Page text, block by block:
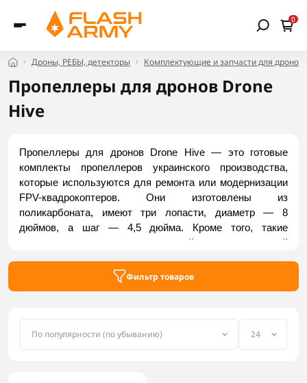
0
Дроны, РЕБЫ, детекторы Комплектующие и запчасти для дронов
Пропеллеры для дронов Drone
Hive
Пропеллеры для дронов Drone Hive — это готовые
комплекты пропеллеров украинского производства,
которые используются для ремонта или модернизации
FPV-квадрокоптеров. Они изготовлены из
поликарбоната, имеют три лопасти, диаметр — 8
дюймов, а шаг — 4,5 дюйма. Кроме того, такие
элементы отличаются повышенной эксплуатационной
многими средними и крупными беспилотниками.
Фильтр товаров